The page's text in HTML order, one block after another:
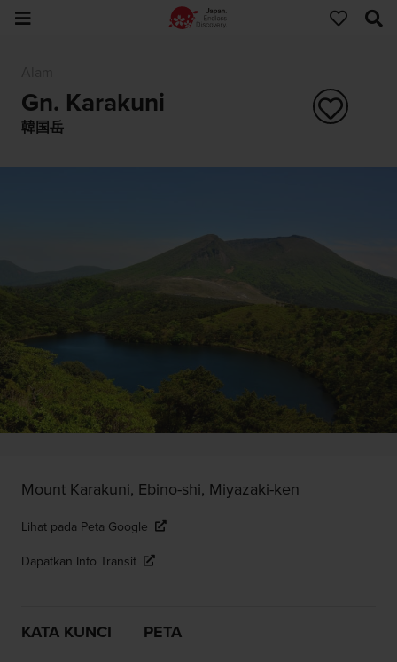
Gn. Karakuni
韓国岳
Mount Karakuni, Ebino-shi, Miyazaki-ken
Lihat pada Peta Google
Dapatkan Info Transit
KATA KUNCI PETA